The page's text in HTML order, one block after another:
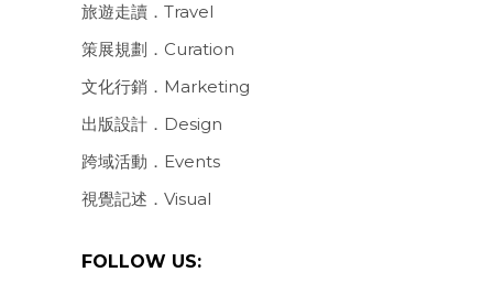
旅遊走讀．Travel
策展規劃．Curation
文化行銷．Marketing
出版設計．Design
跨域活動．Events
視覺記述．Visual
FOLLOW US: